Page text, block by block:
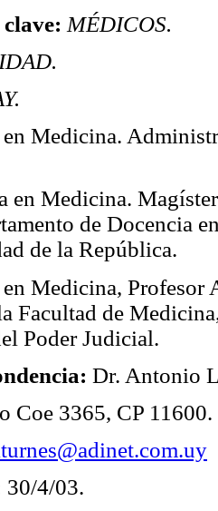
MÉDICOS.
Medicina.
en Medicina.
de Docencia
de la República.
Medicina, Profesor
Facultad de
Poder Judicial.
Dr. Antonio
Coe 3365, CP
30/4/03.